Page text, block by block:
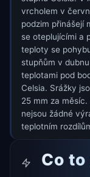
vrcholem v
podzim přinášejí
se oteplujícími a
teploty se
stupňům v
teplotami pod
Celsia. Srážky
25 mm za
nejsou žádné
teplotním
Co